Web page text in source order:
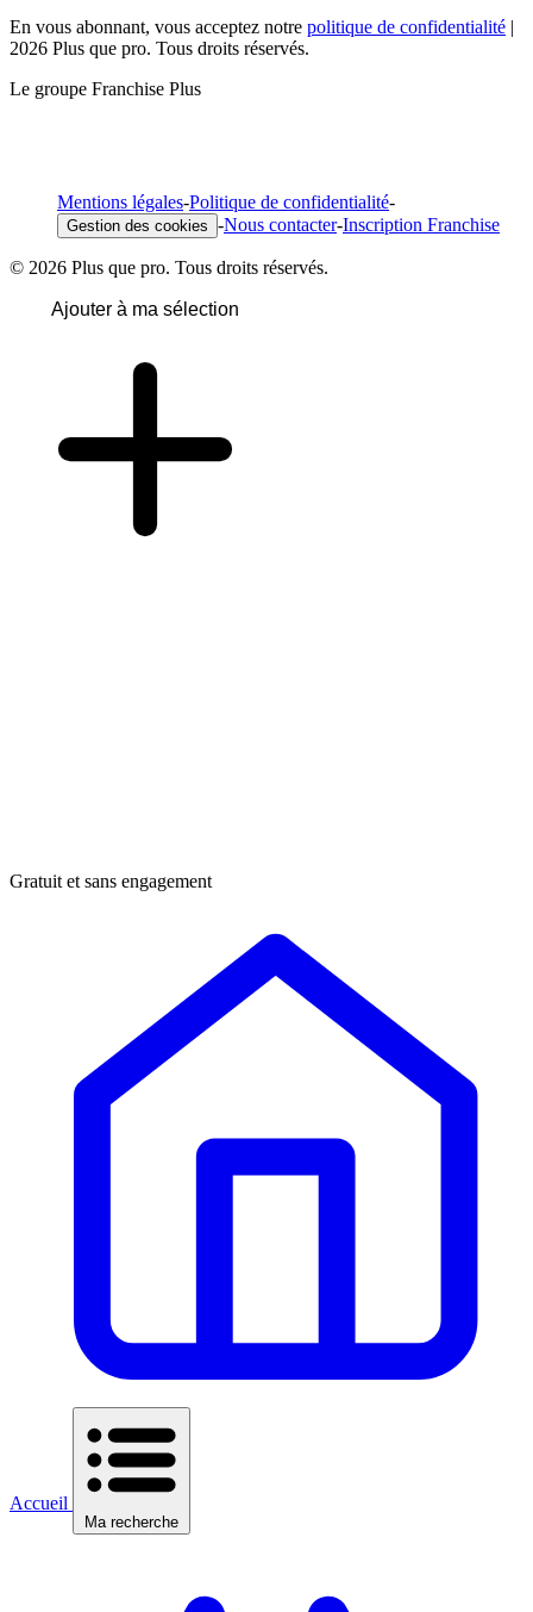
En vous abonnant, vous acceptez notre politique de confidentialité |
2026 Plus que pro. Tous droits réservés.
Le groupe Franchise Plus
Mentions légales-Politique de confidentialité-
Gestion des cookies -Nous contacter-Inscription Franchise
© 2026 Plus que pro. Tous droits réservés.
Ajouter à ma sélection
Gratuit et sans engagement
Accueil
Ma recherche